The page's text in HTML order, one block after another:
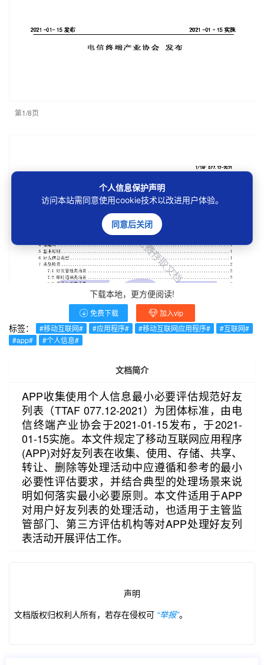
第1/8页
第2/8页
下载本地，更方便阅读!
免费下载 加入vip
标签： #移动互联网# #应用程序# #移动互联网应用程序#
#互联网#
#app#
#个人信息#
文档简介
APP收集使用个人信息最小必要评估规范好友
列表（TTAF 077.12-2021）为团体标准，由电
信终端产业协会于2021-01-15发布，于2021-
01-15实施。本文件规定了移动互联网应用程序
(APP)对好友列表在收集、使用、存储、共享、
转让、删除等处理活动中应遵循和参考的最小
必要性评估要求，并结合典型的处理场景来说
明如何落实最小必要原则。本文件适用于APP
对用户好友列表的处理活动，也适用于主管监
管部门、第三方评估机构等对APP处理好友列
表活动开展评估工作。
声明
文档版权归权利人所有，若存在侵权可 “举报”。
个人信息保护声明
访问本站需同意使用cookie技术以改进用户体验。
同意后关闭